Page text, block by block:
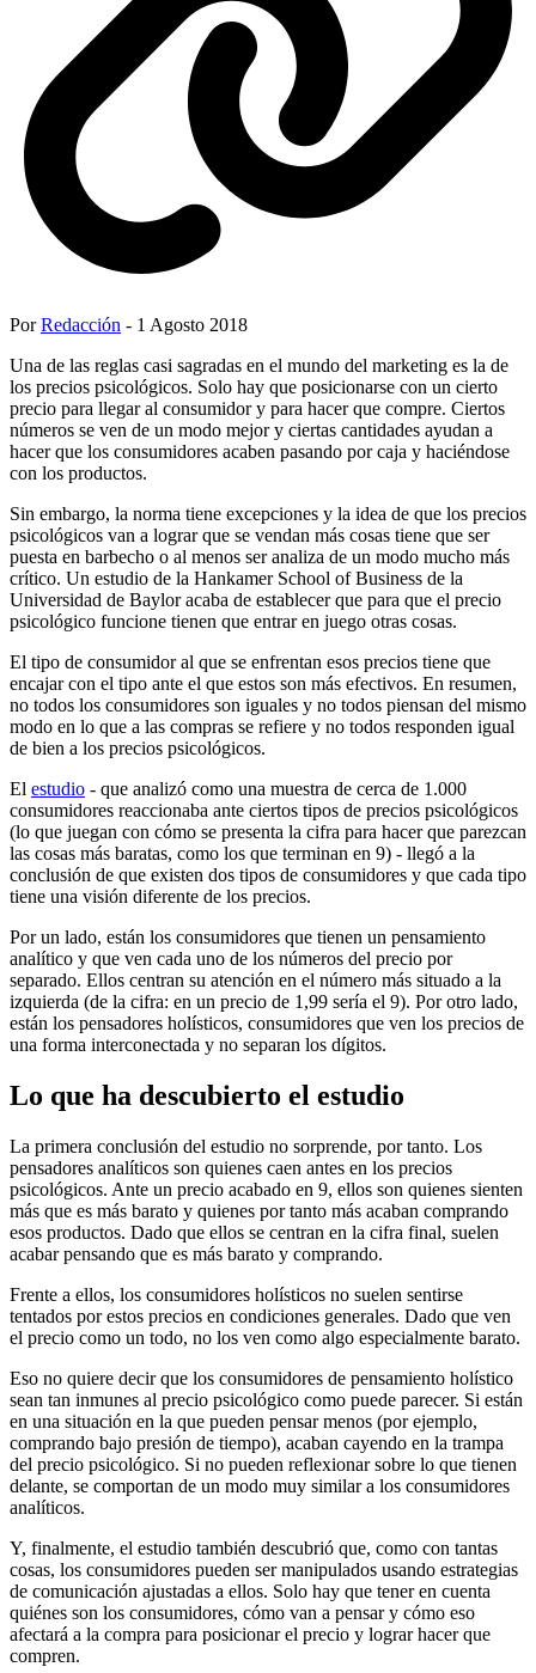
PorRedacción - 1 Agosto 2018
Una de las reglas casi sagradas en el mundo del marketing es la de
los precios psicológicos. Solo hay que posicionarse con un cierto
precio para llegar al consumidor y para hacer que compre. Ciertos
números se ven de un modo mejor y ciertas cantidades ayudan a
hacer que los consumidores acaben pasando por caja y haciéndose
con los productos.
Sin embargo, la norma tiene excepciones y la idea de que los precios
psicológicos van a lograr que se vendan más cosas tiene que ser
puesta en barbecho o al menos ser analiza de un modo mucho más
crítico. Un estudio de la Hankamer School of Business de la
Universidad de Baylor acaba de establecer que para que el precio
psicológico funcione tienen que entrar en juego otras cosas.
El tipo de consumidor al que se enfrentan esos precios tiene que
encajar con el tipo ante el que estos son más efectivos. En resumen,
no todos los consumidores son iguales y no todos piensan del mismo
modo en lo que a las compras se refiere y no todos responden igual
de bien a los precios psicológicos.
El estudio - que analizó como una muestra de cerca de 1.000
consumidores reaccionaba ante ciertos tipos de precios psicológicos
(lo que juegan con cómo se presenta la cifra para hacer que parezcan
las cosas más baratas, como los que terminan en 9) - llegó a la
conclusión de que existen dos tipos de consumidores y que cada tipo
tiene una visión diferente de los precios.
Por un lado, están los consumidores que tienen un pensamiento
analítico y que ven cada uno de los números del precio por
separado. Ellos centran su atención en el número más situado a la
izquierda (de la cifra: en un precio de 1,99 sería el 9). Por otro lado,
están los pensadores holísticos, consumidores que ven los precios de
una forma interconectada y no separan los dígitos.
Lo que ha descubierto el estudio
La primera conclusión del estudio no sorprende, por tanto. Los
pensadores analíticos son quienes caen antes en los precios
psicológicos. Ante un precio acabado en 9, ellos son quienes sienten
más que es más barato y quienes por tanto más acaban comprando
esos productos. Dado que ellos se centran en la cifra final, suelen
acabar pensando que es más barato y comprando.
Frente a ellos, los consumidores holísticos no suelen sentirse
tentados por estos precios en condiciones generales. Dado que ven
el precio como un todo, no los ven como algo especialmente barato.
Eso no quiere decir que los consumidores de pensamiento holístico
sean tan inmunes al precio psicológico como puede parecer. Si están
en una situación en la que pueden pensar menos (por ejemplo,
comprando bajo presión de tiempo), acaban cayendo en la trampa
del precio psicológico. Si no pueden reflexionar sobre lo que tienen
delante, se comportan de un modo muy similar a los consumidores
analíticos.
Y, finalmente, el estudio también descubrió que, como con tantas
cosas, los consumidores pueden ser manipulados usando estrategias
de comunicación ajustadas a ellos. Solo hay que tener en cuenta
quiénes son los consumidores, cómo van a pensar y cómo eso
afectará a la compra para posicionar el precio y lograr hacer que
compren.